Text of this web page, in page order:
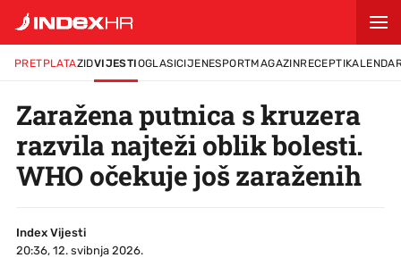
PRETPLATAZIDVIJESTIOGLASICIJENESPORTMAGAZINRECEPTI
Zaražena putnica s kruzera
razvila najteži oblik bolesti.
WHO očekuje još zaraženih
Index Vijesti
20:36, 12. svibnja 2026.